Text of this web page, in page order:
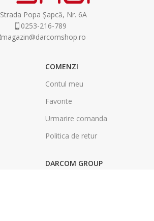
Strada Popa Șapcă, Nr. 6A
0253-216-789
magazin@darcomshop.ro
COMENZI
Contul meu
Favorite
Urmarire comanda
Politica de retur
DARCOM GROUP